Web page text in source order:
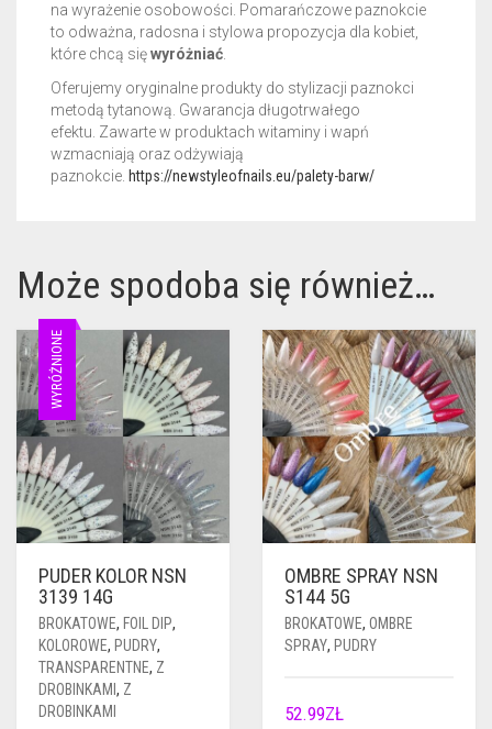
na wyrażenie osobowości. Pomarańczowe paznokcie
to odważna, radosna i stylowa propozycja dla kobiet,
które chcą sięwyróżniać
Oferujemy oryginalne produkty do stylizacji paznokci
metodą tytanową. Gwarancja długotrwałego
efektu. Zawarte w produktach witaminy i wapń
wzmacniają oraz odżywiają
paznokcie. https://newstyleofnails.eu/palety-barw/
Może spodoba się również…
WYRÓŻNIONE
PUDER KOLOR NSN
3139 14G
BROKATOWE, FOIL DIP,
KOLOROWE, PUDRY,
TRANSPARENTNE, Z
DROBINKAMI , Z
DROBINKAMI
OMBRE SPRAY NSN
S144 5G
BROKATOWE, OMBRE
SPRAY, PUDRY
52.99ZŁ